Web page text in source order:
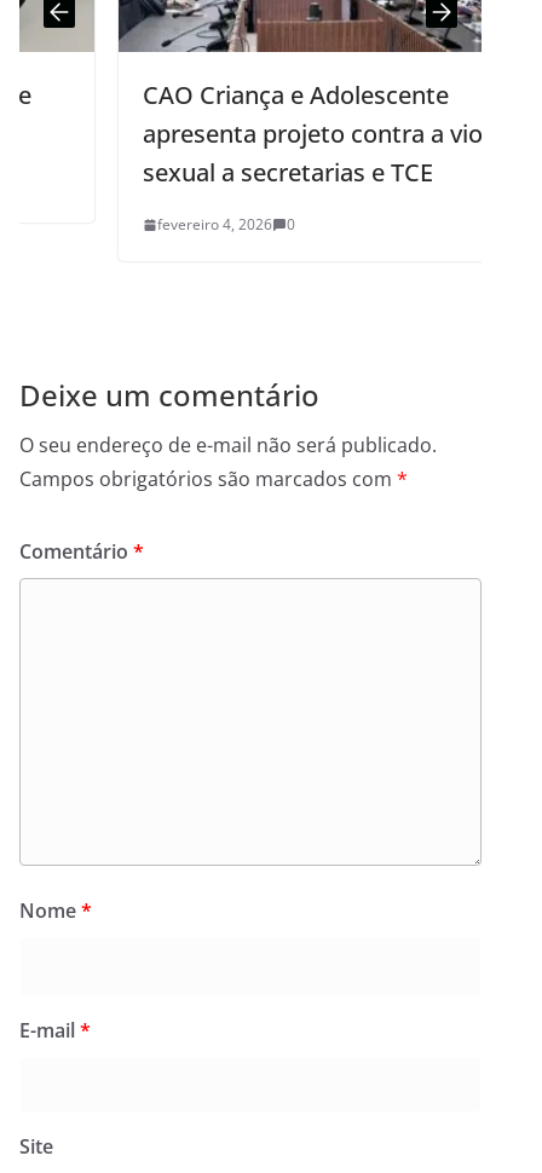
CAO Criança e Adolescente
apresenta projeto contra a violência
sexual a secretarias e TCE
fevereiro 4, 2026 0
Deixe um comentário
O seu endereço de e-mail não será publicado.
Campos obrigatórios são marcados com *
Comentário *
Nome*
E-mail*
Site